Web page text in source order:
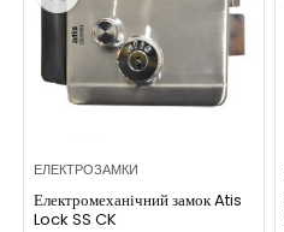
ЕЛЕКТРОЗАМКИ
Електромеханічний замок Atis
Lock SS CK